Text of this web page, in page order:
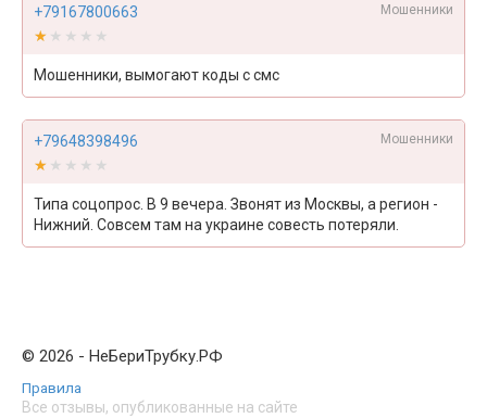
+79167800663 Мошенники
★★★★★
★★★★★
Мошенники, вымогают коды с смс
+79648398496 Мошенники
★★★★★
★★★★★
Типа соцопрос. В 9 вечера. Звонят из Москвы, а регион -
Нижний. Совсем там на украине совесть потеряли.
© 2026 - НеБериТрубку.РФ
Правила
Все отзывы, опубликованные на сайте